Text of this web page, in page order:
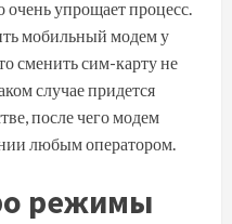
очень упрощает процесс.
мобильный модем у
сменить сим-карту не
случае придется
после чего модем
любым оператором.
режимы